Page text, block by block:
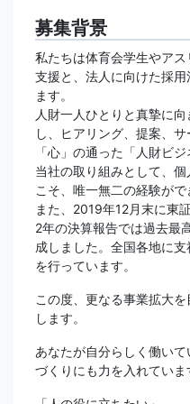
募集背景
私たちは体育会学生やア
支援と、法人に向けた採
ます。
人財一人ひとりと真摯に
し、ヒアリング、提案、
「心」の通った「人財ビ
当社の取り組みとして、
こそ、唯一無二の経験がで
また、2019年12月末に東
2年の決算報告では過去最
成しました。全国各地に
を行っています。
この度、更なる事業拡大
します。
あなたが自分らしく働い
づくりにも力を入れていま